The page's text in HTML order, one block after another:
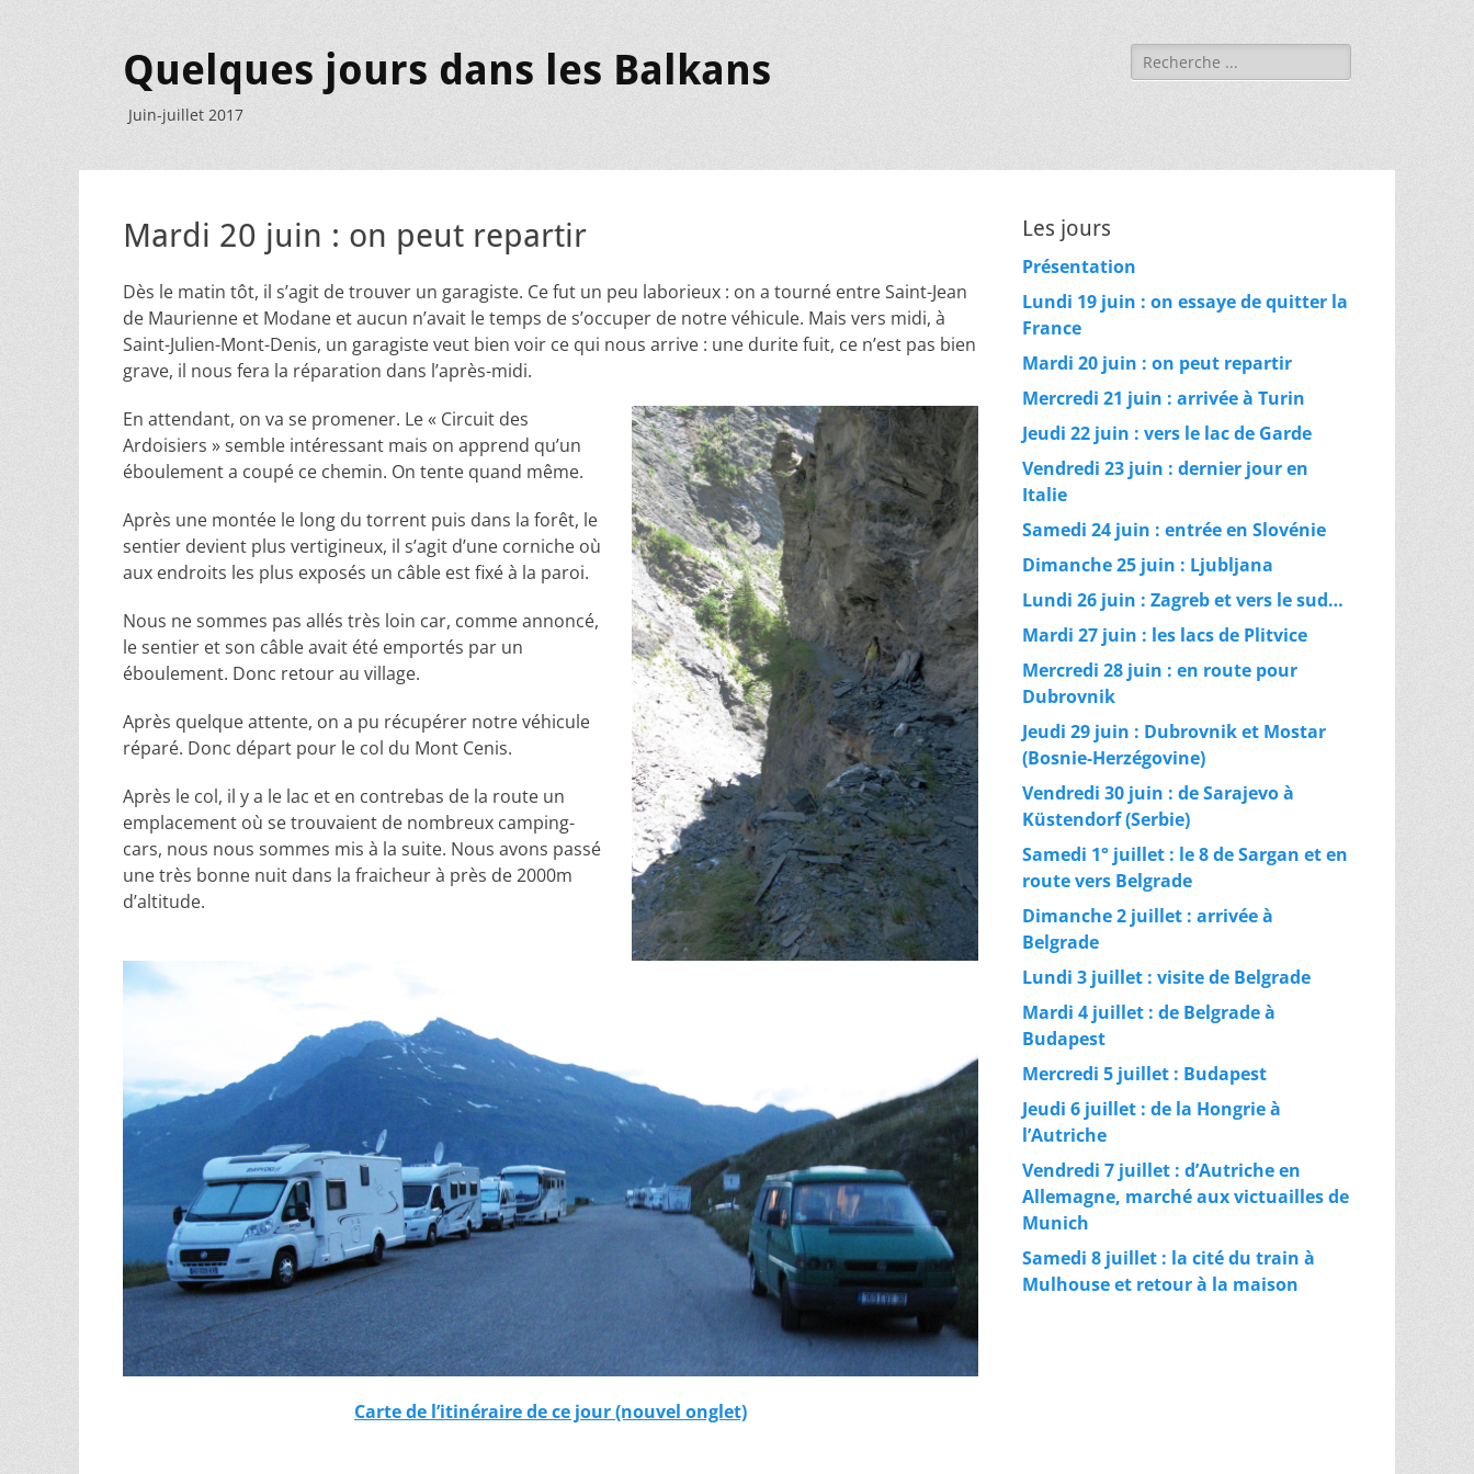
Quelques jours dans les Balkans
Juin-juillet 2017
Rechercher :
Mardi 20 juin : on peut repartir
Dès le matin tôt, il s’agit de trouver un garagiste. Ce fut un peu laborieux : on a tourné entre Saint-Jean
de Maurienne et Modane et aucun n’avait le temps de s’occuper de notre véhicule. Mais vers midi, à
Saint-Julien-Mont-Denis, un garagiste veut bien voir ce qui nous arrive : une durite fuit, ce n’est pas bien
grave, il nous fera la réparation dans l’après-midi.
En attendant, on va se promener. Le « Circuit des
Ardoisiers » semble intéressant mais on apprend qu’un
éboulement a coupé ce chemin. On tente quand même.
Après une montée le long du torrent puis dans la forêt, le
sentier devient plus vertigineux, il s’agit d’une corniche où
aux endroits les plus exposés un câble est fixé à la paroi.
Nous ne sommes pas allés très loin car, comme annoncé,
le sentier et son câble avait été emportés par un
éboulement. Donc retour au village.
Après quelque attente, on a pu récupérer notre véhicule
réparé. Donc départ pour le col du Mont Cenis.
Après le col, il y a le lac et en contrebas de la route un
emplacement où se trouvaient de nombreux camping-
cars, nous nous sommes mis à la suite. Nous avons passé
une très bonne nuit dans la fraicheur à près de 2000m
d’altitude.
Carte de l’itinéraire de ce jour (nouvel onglet)
Les jours
Présentation
Lundi 19 juin : on essaye de quitter la
France
Mardi 20 juin : on peut repartir
Mercredi 21 juin : arrivée à Turin
Jeudi 22 juin : vers le lac de Garde
Vendredi 23 juin : dernier jour en
Italie
Samedi 24 juin : entrée en Slovénie
Dimanche 25 juin : Ljubljana
Lundi 26 juin : Zagreb et vers le sud…
Mardi 27 juin : les lacs de Plitvice
Mercredi 28 juin : en route pour
Dubrovnik
Jeudi 29 juin : Dubrovnik et Mostar
(Bosnie-Herzégovine)
Vendredi 30 juin : de Sarajevo à
Küstendorf (Serbie)
Samedi 1° juillet : le 8 de Sargan et en
route vers Belgrade
Dimanche 2 juillet : arrivée à
Belgrade
Lundi 3 juillet : visite de Belgrade
Mardi 4 juillet : de Belgrade à
Budapest
Mercredi 5 juillet : Budapest
Jeudi 6 juillet : de la Hongrie à
l’Autriche
Vendredi 7 juillet : d’Autriche en
Allemagne, marché aux victuailles de
Munich
Samedi 8 juillet : la cité du train à
Mulhouse et retour à la maison